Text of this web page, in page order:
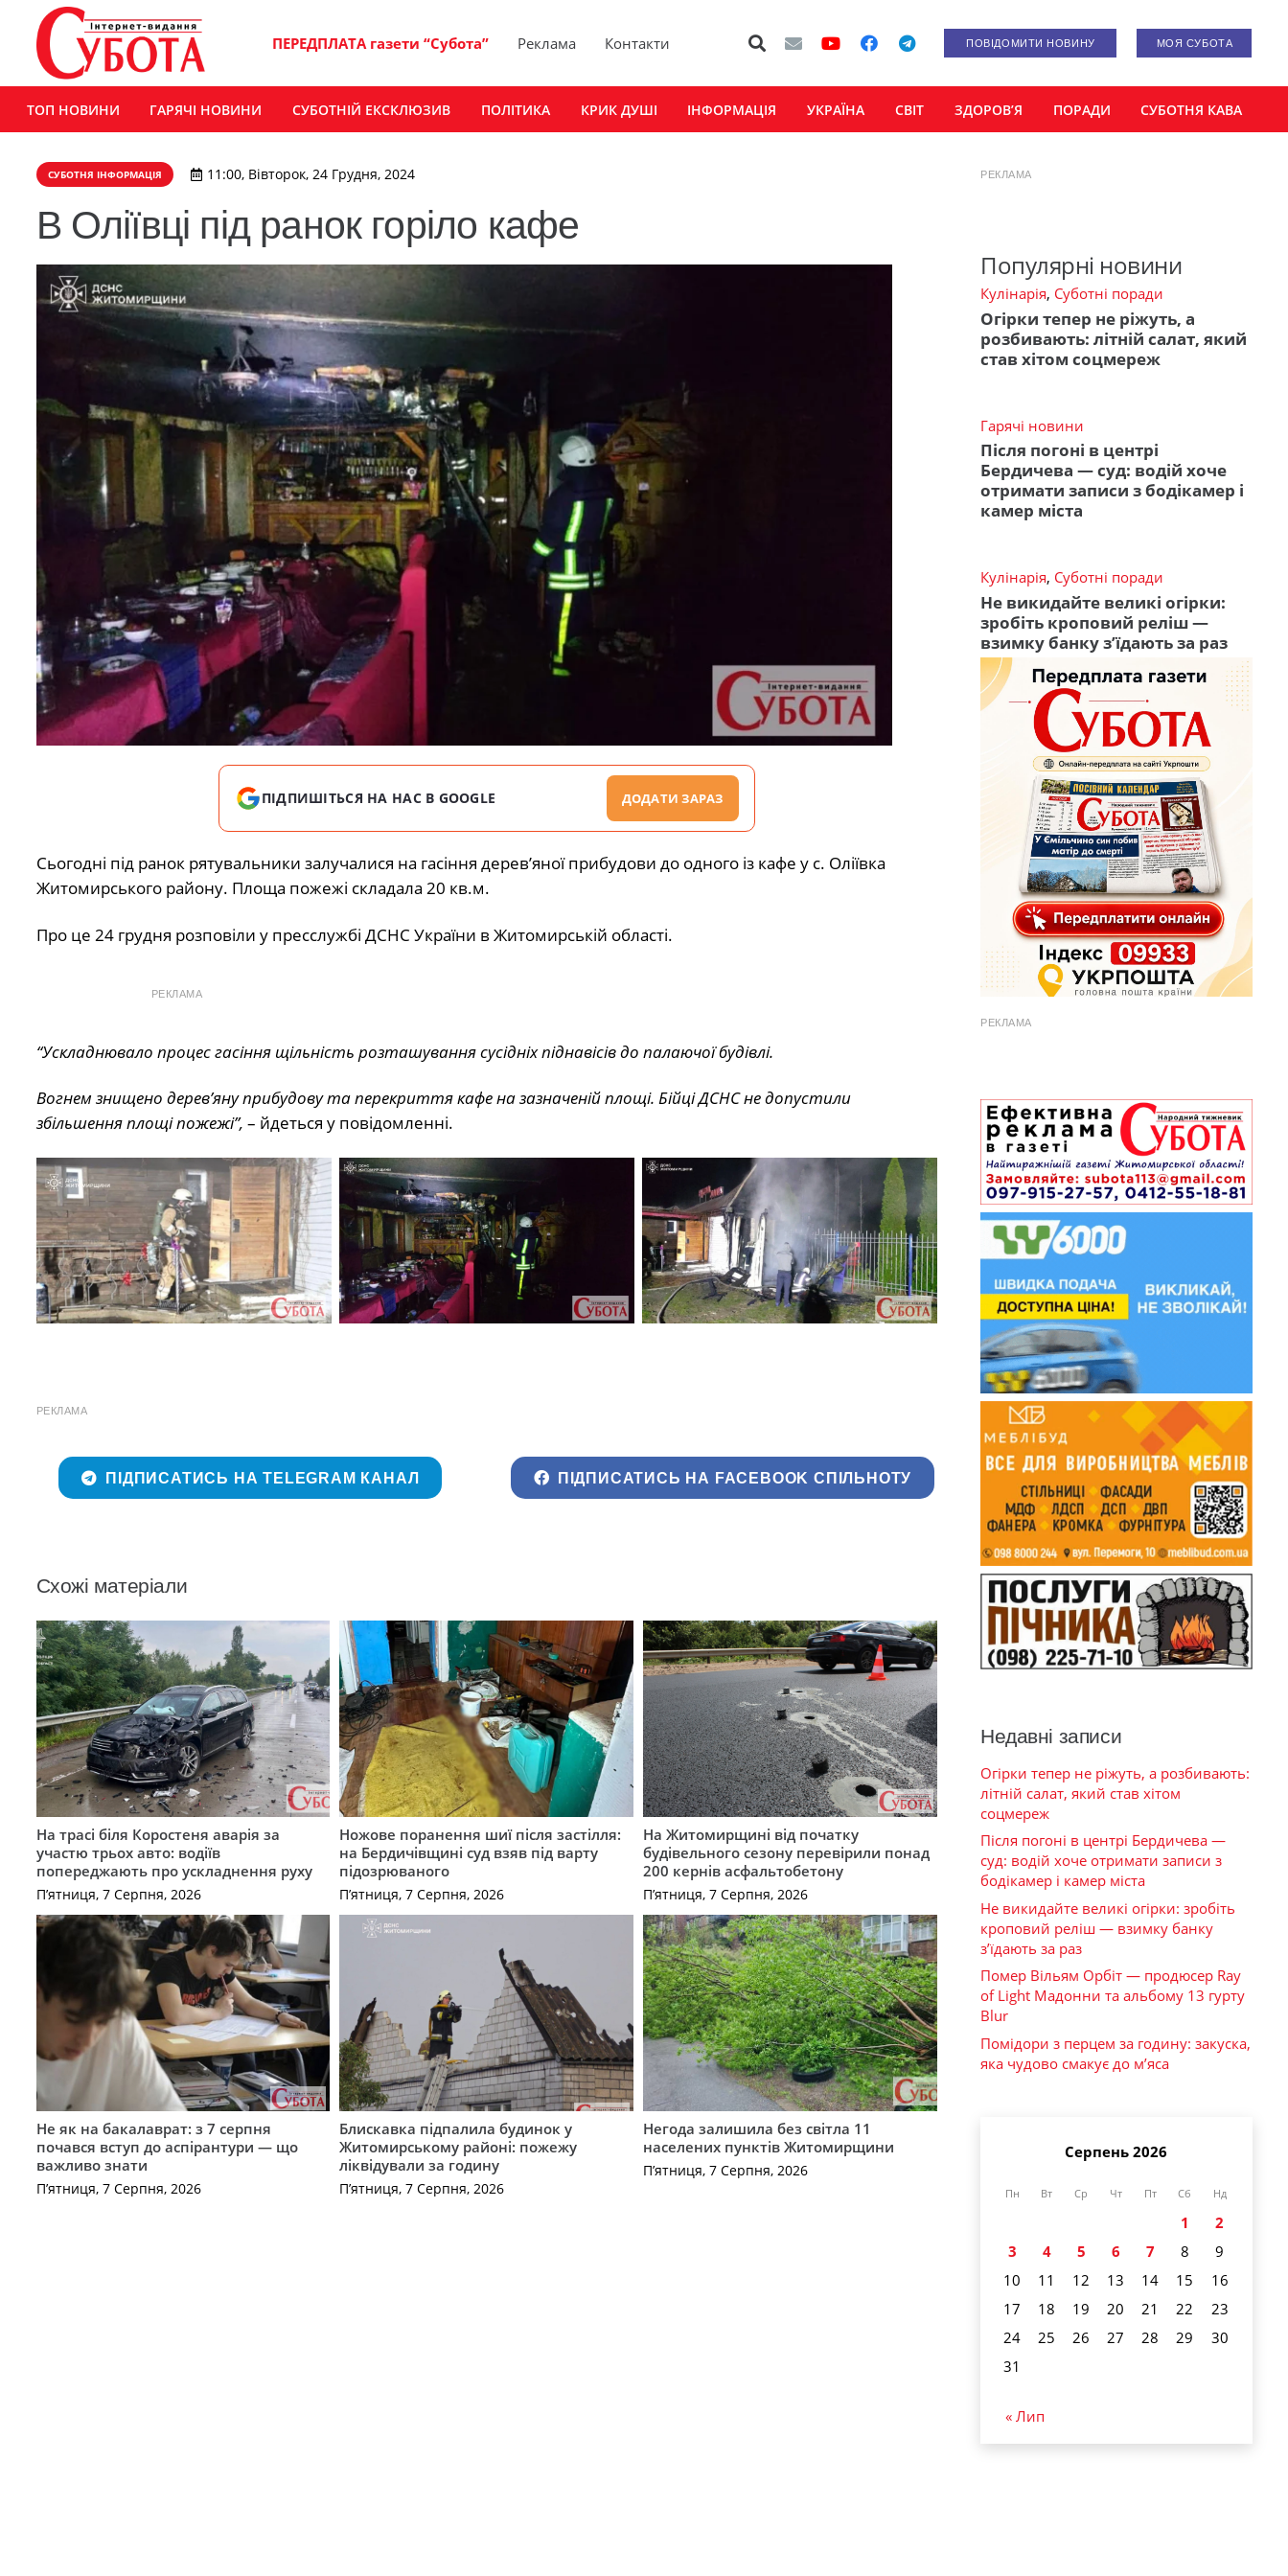
ПЕРЕДПЛАТА газети “Субота” Реклама Контакти ПОВІДОМИТИ НОВИНУ МОЯ СУБОТА
ТОП НОВИНИ ГАРЯЧІ НОВИНИ СУБОТНІЙ ЕКСКЛЮЗИВ ПОЛІТИКА КРИК ДУШІ ІНФОРМАЦІЯ УКРАЇНА СВІТ ЗДОРОВ’Я ПОРАДИ СУБОТНЯ КАВА
СУБОТНЯ ІНФОРМАЦІЯ 11:00, Вівторок, 24 Грудня, 2024
В Оліївці під ранок горіло кафе
ПІДПИШІТЬСЯ НА НАС В GOOGLE ДОДАТИ ЗАРАЗ
Сьогодні під ранок рятувальники залучалися на гасіння деревʼяної прибудови до одного із кафе у с. Оліївка
Житомирського району. Площа пожежі складала 20 кв.м.
Про це 24 грудня розповіли у пресслужбі ДСНС України в Житомирській області.
РЕКЛАМА
“Ускладнювало процес гасіння щільність розташування сусідніх піднавісів до палаючої будівлі.
Вогнем знищено дерев’яну прибудову та перекриття кафе на зазначеній площі. Бійці ДСНС не допустили
збільшення площі пожежі”, – йдеться у повідомленні.
РЕКЛАМА
ПІДПИСАТИСЬ НА TELEGRAM КАНАЛ ПІДПИСАТИСЬ НА FACEBOOK СПІЛЬНОТУ
Схожі матеріали
На трасі біля Коростеня аварія за
участю трьох авто: водіїв
попереджають про ускладнення руху
П’ятниця, 7 Серпня, 2026
Ножове поранення шиї після застілля:
на Бердичівщині суд взяв під варту
підозрюваного
П’ятниця, 7 Серпня, 2026
На Житомирщині від початку
будівельного сезону перевірили понад
200 кернів асфальтобетону
П’ятниця, 7 Серпня, 2026
Не як на бакалаврат: з 7 серпня
почався вступ до аспірантури — що
важливо знати
П’ятниця, 7 Серпня, 2026
Блискавка підпалила будинок у
Житомирському районі: пожежу
ліквідували за годину
П’ятниця, 7 Серпня, 2026
Негода залишила без світла 11
населених пунктів Житомирщини
П’ятниця, 7 Серпня, 2026
РЕКЛАМА
Популярні новини
Кулінарія, Суботні поради
Огірки тепер не ріжуть, а
розбивають: літній салат, який
став хітом соцмереж
Гарячі новини
Після погоні в центрі
Бердичева — суд: водій хоче
отримати записи з бодікамер і
камер міста
Кулінарія, Суботні поради
Не викидайте великі огірки:
зробіть кроповий реліш —
взимку банку з’їдають за раз
РЕКЛАМА
Недавні записи
Огірки тепер не ріжуть, а розбивають:
літній салат, який став хітом
соцмереж
Після погоні в центрі Бердичева —
суд: водій хоче отримати записи з
бодікамер і камер міста
Не викидайте великі огірки: зробіть
кроповий реліш — взимку банку
з’їдають за раз
Помер Вільям Орбіт — продюсер Ray
of Light Мадонни та альбому 13 гурту
Blur
Помідори з перцем за годину: закуска,
яка чудово смакує до м’яса
Серпень 2026
Пн Вт Ср Чт Пт Сб Нд
1
2
3
4 5 6 7 8
9
10
11 12 13 14 15
16
17
18 19 20 21 22
23
24
25 26 27 28 29
30
31
« Лип